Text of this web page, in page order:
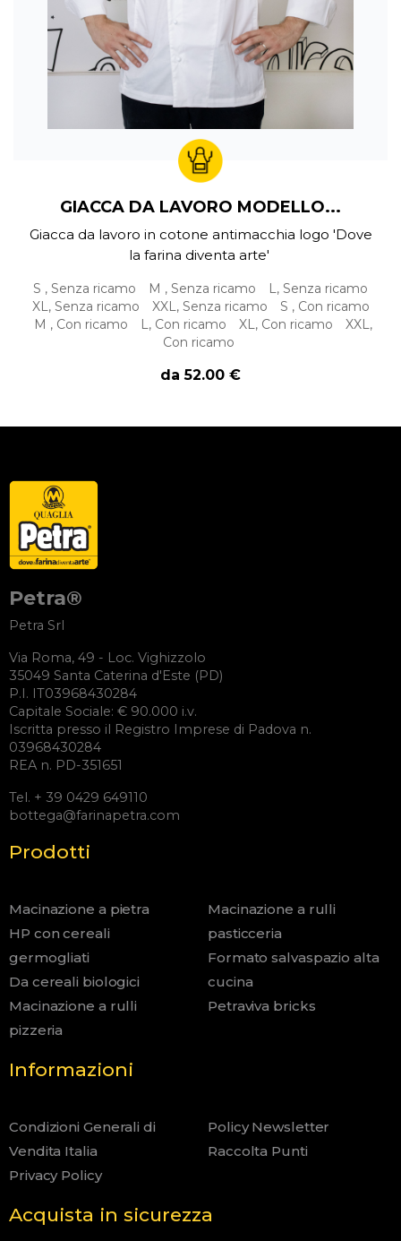
GIACCA DA LAVORO MODELLO...
Giacca da lavoro in cotone antimacchia logo 'Dove
la farina diventa arte'
S , Senza ricamo M , Senza ricamo
L, Senza ricamo
XL, Senza ricamo
XXL, Senza ricamo
S , Con ricamo
M , Con ricamo
L, Con ricamo XL, Con ricamo
XXL,
Con ricamo
da 52.00 €
Petra®
Petra Srl
Via Roma, 49 - Loc. Vighizzolo
35049 Santa Caterina d'Este (PD)
P.I. IT03968430284
Capitale Sociale: € 90.000 i.v.
Iscritta presso il Registro Imprese di Padova n.
03968430284
REA n. PD-351651
Tel. + 39 0429 649110
bottega@farinapetra.com
Prodotti
Macinazione a pietra
HP con cereali
germogliati
Da cereali biologici
Macinazione a rulli
pizzeria
Macinazione a rulli
pasticceria
Formato salvaspazio alta
cucina
Petraviva bricks
Informazioni
Condizioni Generali di
Vendita Italia
Privacy Policy
Policy Newsletter
Raccolta Punti
Acquista in sicurezza